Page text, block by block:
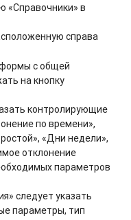
«Справочники» в
справа
с общей
на кнопку
контролирующие
по времени»,
«Дни недели»,
отклонение
параметров
следует указать
параметры, тип